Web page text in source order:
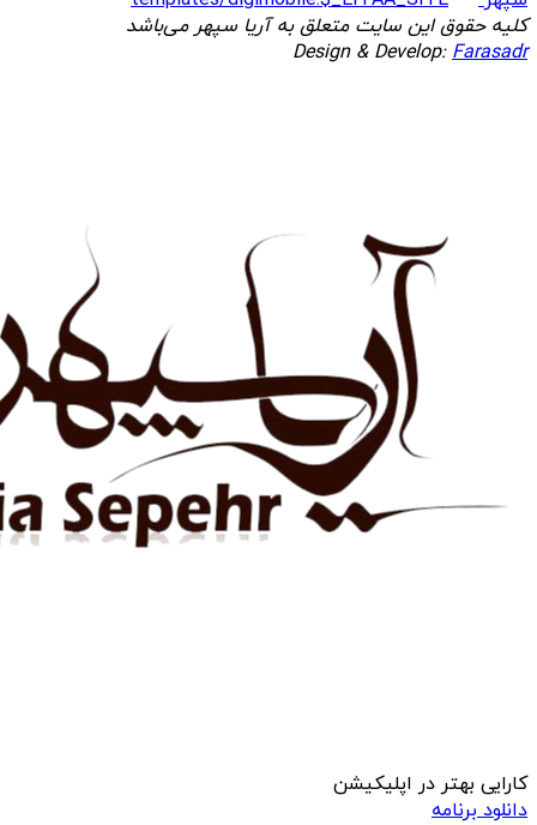
کلیه حقوق این سایت متعلق به آریا سپهر می‌باشد
Design & Develop:Farasadr
کارایی بهتر در اپلیکیشن
دانلود برنامه